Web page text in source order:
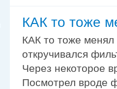
КАК то тоже
КАК то тоже менял
откручивался
Через некоторое
Посмотрел вроде